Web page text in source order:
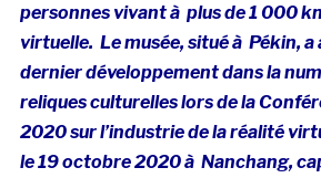
personnes vivant à plus de 1 000
virtuelle. Le musée, situé à Pékin, a
dernier développement dans la
reliques culturelles lors de la
2020 sur l’industrie de la réalité
le 19 octobre 2020 à Nanchang,